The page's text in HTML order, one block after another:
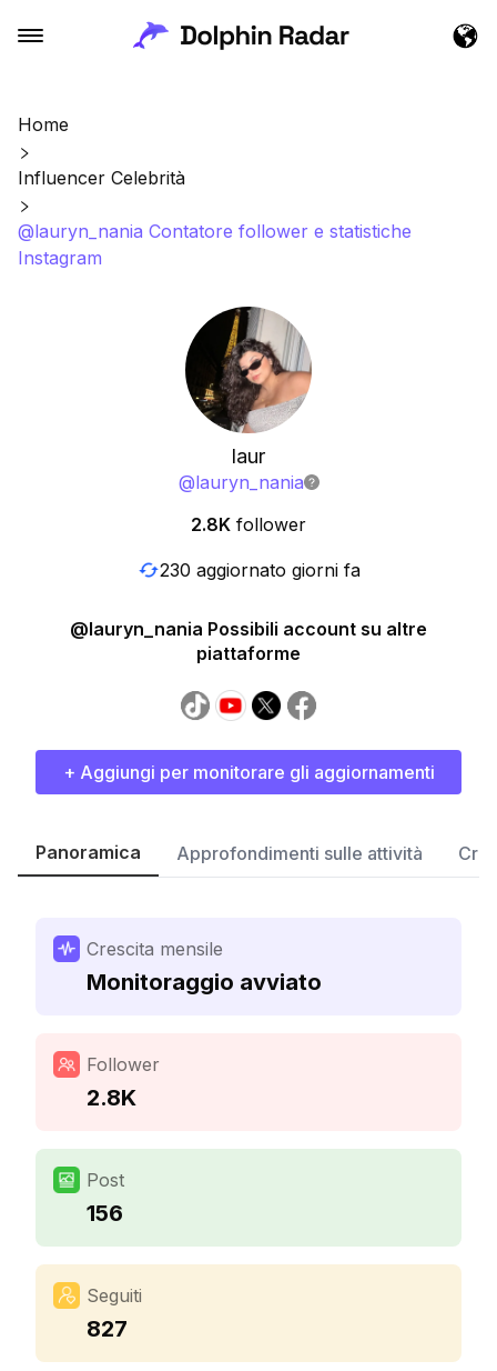
Home
Influencer Celebrità
@lauryn_nania Contatore follower e statistiche
Instagram
laur
@lauryn_nania
2.8K follower
230 aggiornato giorni fa
@lauryn_nania Possibili account su altre
piattaforme
+ Aggiungi per monitorare gli aggiornamenti
Panoramica Approfondimenti sulle attività
Crescita mensile
Monitoraggio avviato
Follower
2.8K
Post
156
Seguiti
827